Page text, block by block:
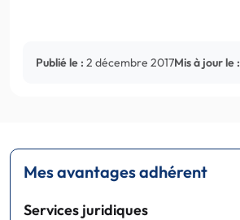
Publié le : 2 décembre 2017Mis à jour le :
Mes avantages adhérent
Services juridiques